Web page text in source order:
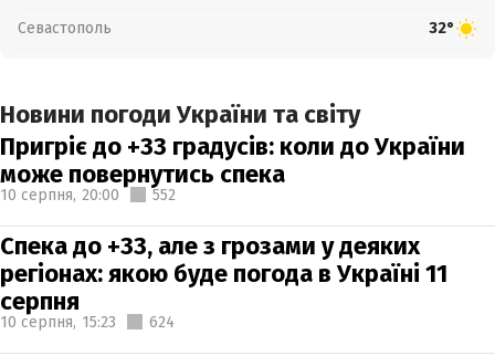
Севастополь 32°
Новини погоди України та світу
Пригріє до +33 градусів: коли до України
може повернутись спека
10 серпня, 20:00 552
Спека до +33, але з грозами у деяких
регіонах: якою буде погода в Україні 11
серпня
10 серпня, 15:23 624